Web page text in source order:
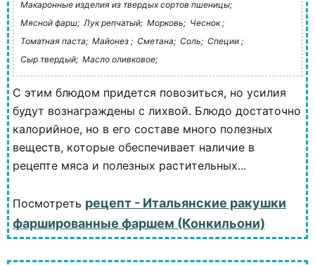
Макаронные изделия из твердых сортов пшеницы;
Мясной фарш; Лук репчатый; Морковь; Чеснок ;
Томатная паста; Майонез ; Сметана; Соль; Специи ;
Сыр твердый; Масло оливковое;
С этим блюдом придется повозиться, но усилия
будут вознаграждены с лихвой. Блюдо достаточно
калорийное, но в его составе много полезных
веществ, которые обеспечивает наличие в
рецепте мяса и полезных растительных...
Посмотреть рецепт - Итальянские ракушки
фаршированные фаршем (Конкильони)